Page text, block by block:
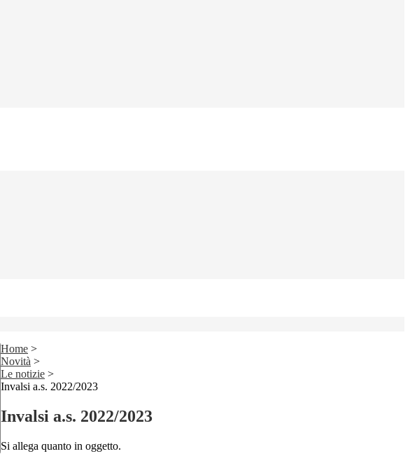
Home >
Novità >
Le notizie >
Invalsi a.s. 2022/2023
Invalsi a.s. 2022/2023
Si allega quanto in oggetto.